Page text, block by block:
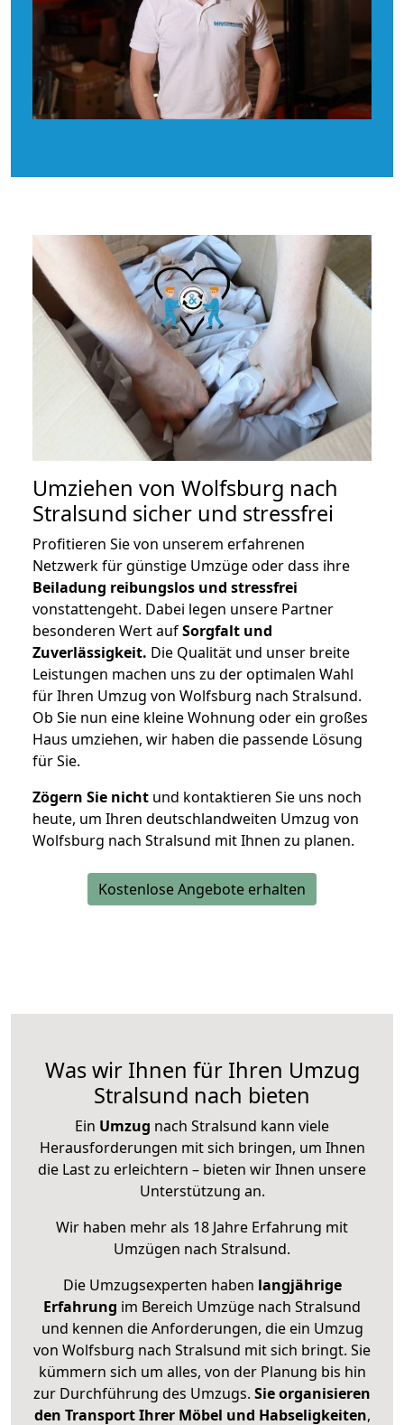
Umziehen von Wolfsburg nach
Stralsund sicher und stressfrei
Profitieren Sie von unserem erfahrenen
Netzwerk für günstige Umzüge oder dass ihre
Beiladung reibungslos und stressfrei
vonstattengeht. Dabei legen unsere Partner
besonderen Wert aufSorgfalt und
Zuverlässigkeit. Die Qualität und unser breite
Leistungen machen uns zu der optimalen Wahl
für Ihren Umzug von Wolfsburg nach Stralsund.
Ob Sie nun eine kleine Wohnung oder ein großes
Haus umziehen, wir haben die passende Lösung
für Sie.
Zögern Sie nicht und kontaktieren Sie uns noch
heute, um Ihren deutschlandweiten Umzug von
Wolfsburg nach Stralsund mit Ihnen zu planen.
Kostenlose Angebote erhalten
Was wir Ihnen für Ihren Umzug
Stralsund nach bieten
Ein Umzug nach Stralsund kann viele
Herausforderungen mit sich bringen, um Ihnen
die Last zu erleichtern – bieten wir Ihnen unsere
Unterstützung an.
Wir haben mehr als 18 Jahre Erfahrung mit
Umzügen nach Stralsund.
Die Umzugsexperten haben langjährige
Erfahrung im Bereich Umzüge nach Stralsund
und kennen die Anforderungen, die ein Umzug
von Wolfsburg nach Stralsund mit sich bringt. Sie
kümmern sich um alles, von der Planung bis hin
zur Durchführung des Umzugs. Sie organisieren
den Transport Ihrer Möbel und Habseligkeiten,